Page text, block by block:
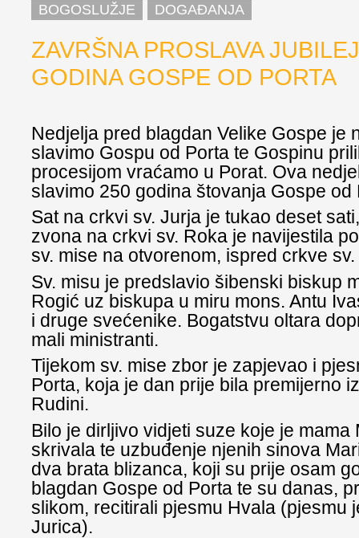
BOGOSLUŽJE DOGAĐANJA
ZAVRŠNA PROSLAVA
GODINA GOSPE OD PORTA
Nedjelja pred blagdan Velike Gospe je
slavimo Gospu od Porta te Gospinu
procesijom vraćamo u Porat. Ova
slavimo 250 godina štovanja Gospe od
Sat na crkvi sv. Jurja je tukao deset
zvona na crkvi sv. Roka je navijestila
sv. mise na otvorenom, ispred crkve
Sv. misu je predslavio šibenski biskup
Rogić uz biskupa u miru mons. Antu
i druge svećenike. Bogatstvu oltara
mali ministranti.
Tijekom sv. mise zbor je zapjevao i
Porta, koja je dan prije bila premijerno
Rudini.
Bilo je dirljivo vidjeti suze koje je mama
skrivala te uzbuđenje njenih sinova
dva brata blizanca, koji su prije osam
blagdan Gospe od Porta te su danas,
slikom, recitirali pjesmu Hvala (pjesmu
Jurica).